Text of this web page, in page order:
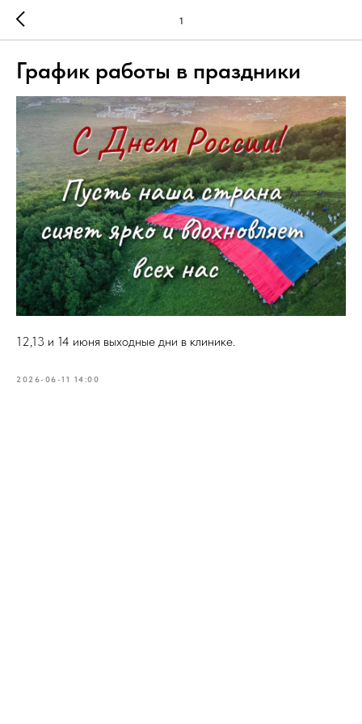
1
График работы в праздники
12,13 и 14 июня выходные дни в клинике.
2026-06-11 14:00